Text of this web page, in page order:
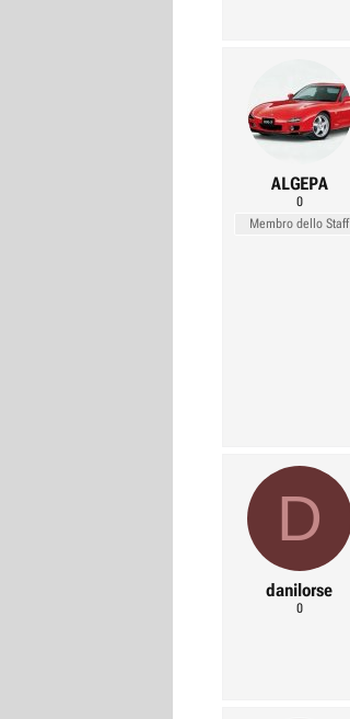
ALGEPA
0
Membro dello Staff
D
danilorse
0